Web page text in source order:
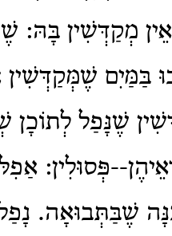
מְקַדְּשִׁין בָּהּ:
בַּמַּיִם
שֶׁנָּפַל לְתוֹכָן
פְּסוּלִין:
שֶׁבַּתְּבוּאָה.